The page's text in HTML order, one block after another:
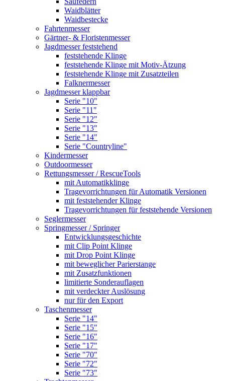
Waidblätter
Waidbestecke
Fahrtenmesser
Gärtner- & Floristenmesser
Jagdmesser feststehend
feststehende Klinge
feststehende Klinge mit Motiv-Ätzung
feststehende Klinge mit Zusatzteilen
Falknermesser
Jagdmesser klappbar
Serie "10"
Serie "11"
Serie "12"
Serie "13"
Serie "14"
Serie "Countryline"
Kindermesser
Outdoormesser
Rettungsmesser / RescueTools
mit Automatikklinge
Tragevorrichtungen für Automatik Versionen
mit feststehender Klinge
Tragevorrichtungen für feststehende Versionen
Seglermesser
Springmesser / Springer
Entwicklungsgeschichte
mit Clip Point Klinge
mit Drop Point Klinge
mit beweglicher Parierstange
mit Zusatzfunktionen
limitierte Sonderauflagen
mit verdeckter Auslösung
nur für den Export
Taschenmesser
Serie "14"
Serie "15"
Serie "16"
Serie "17"
Serie "70"
Serie "72"
Serie "73"